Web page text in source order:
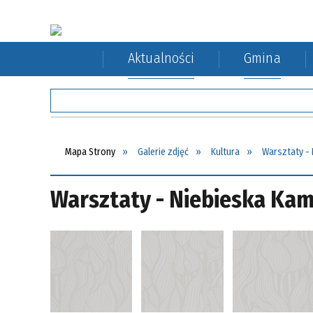
Aktualności Gmina
Mapa Strony Galerie zdjęć Kultura Warsztaty -
Warsztaty - Niebieska